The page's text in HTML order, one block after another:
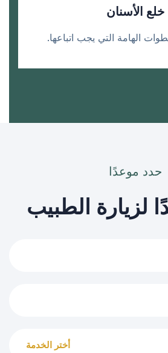
خلع الأسنان
الهامة التي يجب اتباعها.
حدد موعدًا
لزيارة الطبيب